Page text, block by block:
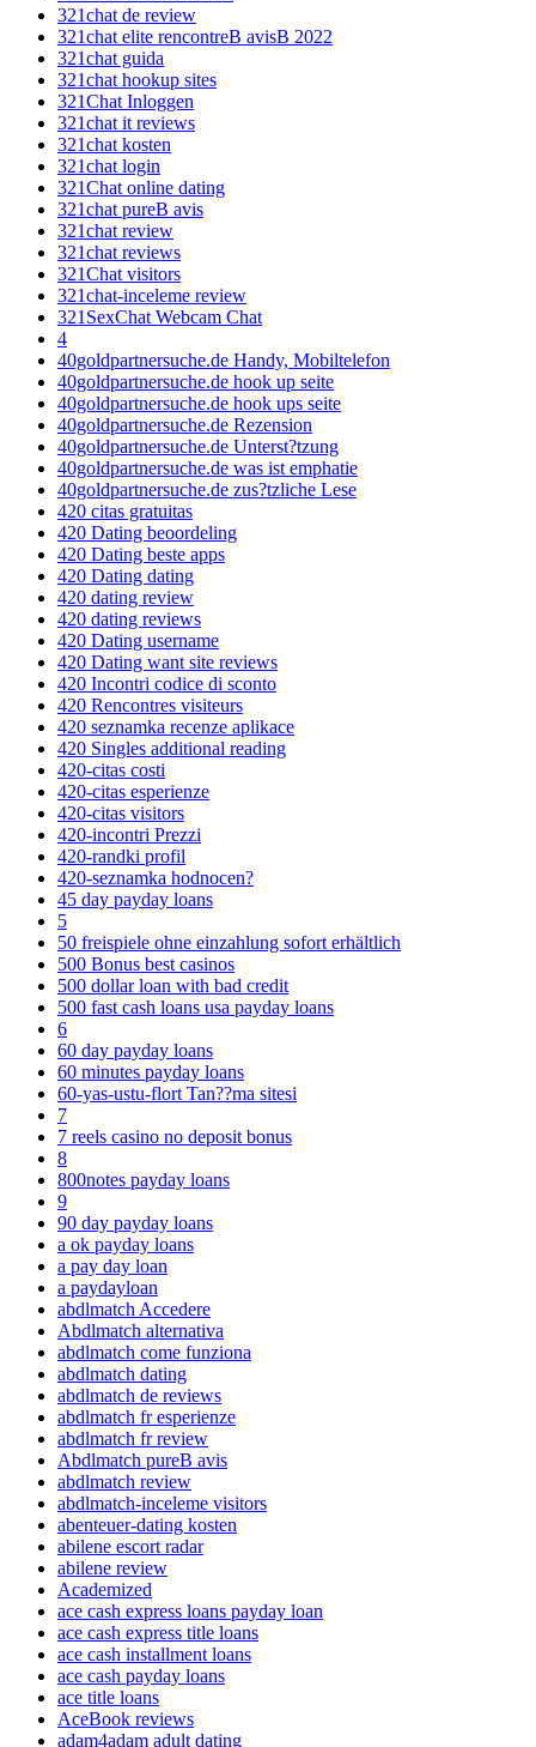
321chat de review
321chat elite rencontreВ avisВ 2022
321chat guida
321chat hookup sites
321Chat Inloggen
321chat it reviews
321chat kosten
321chat login
321Chat online dating
321chat pureВ avis
321chat review
321chat reviews
321Chat visitors
321chat-inceleme review
321SexChat Webcam Chat
4
40goldpartnersuche.de Handy, Mobiltelefon
40goldpartnersuche.de hook up seite
40goldpartnersuche.de hook ups seite
40goldpartnersuche.de Rezension
40goldpartnersuche.de Unterst?tzung
40goldpartnersuche.de was ist emphatie
40goldpartnersuche.de zus?tzliche Lese
420 citas gratuitas
420 Dating beoordeling
420 Dating beste apps
420 Dating dating
420 dating review
420 dating reviews
420 Dating username
420 Dating want site reviews
420 Incontri codice di sconto
420 Rencontres visiteurs
420 seznamka recenze aplikace
420 Singles additional reading
420-citas costi
420-citas esperienze
420-citas visitors
420-incontri Prezzi
420-randki profil
420-seznamka hodnocen?
45 day payday loans
5
50 freispiele ohne einzahlung sofort erhältlich
500 Bonus best casinos
500 dollar loan with bad credit
500 fast cash loans usa payday loans
6
60 day payday loans
60 minutes payday loans
60-yas-ustu-flort Tan??ma sitesi
7
7 reels casino no deposit bonus
8
800notes payday loans
9
90 day payday loans
a ok payday loans
a pay day loan
a paydayloan
abdlmatch Accedere
Abdlmatch alternativa
abdlmatch come funziona
abdlmatch dating
abdlmatch de reviews
abdlmatch fr esperienze
abdlmatch fr review
Abdlmatch pureВ avis
abdlmatch review
abdlmatch-inceleme visitors
abenteuer-dating kosten
abilene escort radar
abilene review
Academized
ace cash express loans payday loan
ace cash express title loans
ace cash installment loans
ace cash payday loans
ace title loans
AceBook reviews
adam4adam adult dating